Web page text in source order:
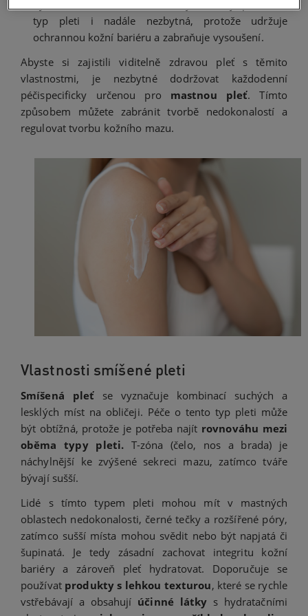
typ pleti i nadále nezbytná, protože udržuje
ochrannou kožní bariéru a zabraňuje vysoušení.
Abyste si zajistili viditelně zdravou pleť s těmito
vlastnostmi, je nezbytné dodržovat každodenní
péčispecificky určenou pro mastnou pleť. Tímto
způsobem můžete zabránit tvorbě nedokonalostí a
regulovat tvorbu kožního mazu.
Vlastnosti smíšené pleti
Smíšená pleť se vyznačuje kombinací suchých a
lesklých míst na obličeji. Péče o tento typ pleti může
být obtížná, protože je potřeba najít rovnováhu mezi
oběma typy pleti. T-zóna (čelo, nos a brada) je
náchylnější ke zvýšené sekreci mazu, zatímco tváře
bývají sušší.
Lidé s tímto typem pleti mohou mít v mastných
oblastech nedokonalosti, černé tečky a rozšířené póry,
zatímco sušší místa mohou svědit nebo být napjatá či
šupinatá. Je tedy zásadní zachovat integritu kožní
bariéry a zároveň pleť hydratovat. Doporučuje se
používat produkty s lehkou texturou, které se rychle
vstřebávají a obsahují účinné látky s hydratačními